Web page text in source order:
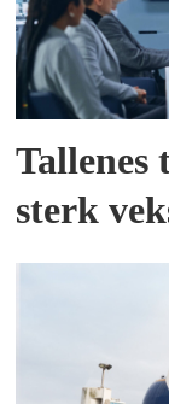
Tallenes
sterk